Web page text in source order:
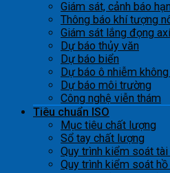
Giám sát, cảnh báo hạn
Thông báo khí tượng
Giám sát lắng đọng
Dự báo thủy văn
Dự báo biển
Dự báo ô nhiễm
Dự báo môi trường
Công nghệ viễn thám
Tiêu chuẩn ISO
Mục tiêu chất lượng
Sổ tay chất lượng
Quy trình kiểm soát tài
Quy trình kiểm soát